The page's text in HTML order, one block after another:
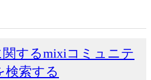
関するmixiコミュニテ
検索する